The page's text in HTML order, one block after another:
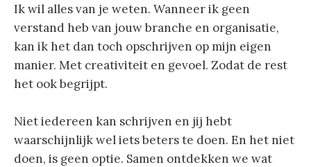
Ik wil alles van je weten. Wanneer ik geen
verstand heb van jouw branche en organisatie,
kan ik het dan toch opschrijven op mijn eigen
manier. Met creativiteit en gevoel. Zodat de rest
het ook begrijpt.
Niet iedereen kan schrijven en jij hebt
waarschijnlijk wel iets beters te doen. En het niet
doen, is geen optie. Samen ontdekken we wat